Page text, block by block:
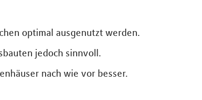
optimal ausgenutzt werden.
jedoch sinnvoll.
nach wie vor besser.